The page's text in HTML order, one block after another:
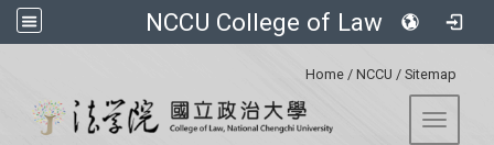
NCCU College of Law
Home / NCCU / Sitemap
Toggle